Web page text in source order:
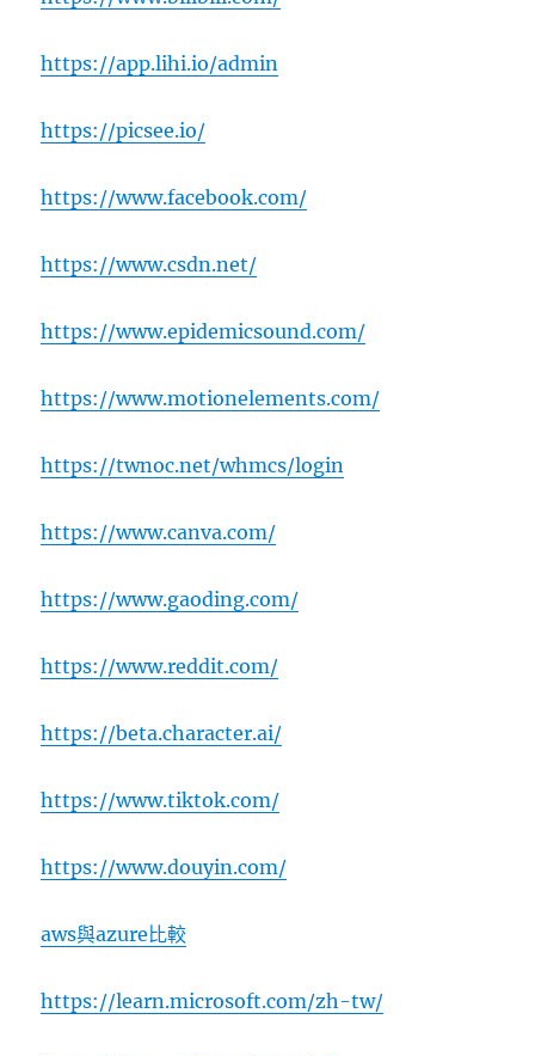
https://app.lihi.io/admin
https://picsee.io/
https://www.facebook.com/
https://www.csdn.net/
https://www.epidemicsound.com/
https://www.motionelements.com/
https://twnoc.net/whmcs/login
https://www.canva.com/
https://www.gaoding.com/
https://www.reddit.com/
https://beta.character.ai/
https://www.tiktok.com/
https://www.douyin.com/
aws與azure比較
https://learn.microsoft.com/zh-tw/